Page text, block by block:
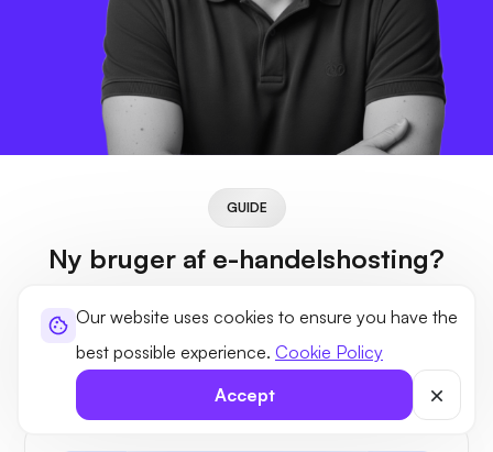
Our website uses cookies to ensure you have the
best possible experience. Cookie Policy
Accept
GUIDE
Ny bruger af e-handelshosting?
Vores platform er fuldt udstyret med de funktioner, du har
brug for, så du kan forbedre din digitale oplevelse med os.